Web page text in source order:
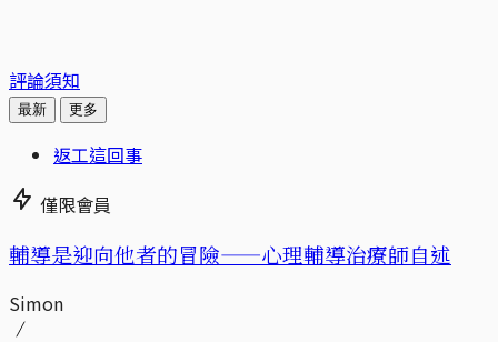
評論須知
最新 更多
返工這回事
僅限會員
輔導是迎向他者的冒險——心理輔導治療師自述
Simon